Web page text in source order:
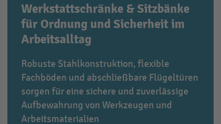
Werkstattschränke & Sitzbänke
für Ordnung und Sicherheit im
Arbeitsalltag
Robuste Stahlkonstruktion, flexible
Fachböden und abschließbare Flügeltüren
sorgen für eine sichere und zuverlässige
Aufbewahrung von Werkzeugen und
Arbeitsmaterialien